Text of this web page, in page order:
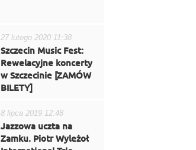
27 lutego 2020 11:38
Szczecin Music Fest:
Rewelacyjne koncerty
w Szczecinie [ZAMÓW
BILETY]
8 lipca 2019 12:48
Jazzowa uczta na
Zamku. Piotr Wyleżoł